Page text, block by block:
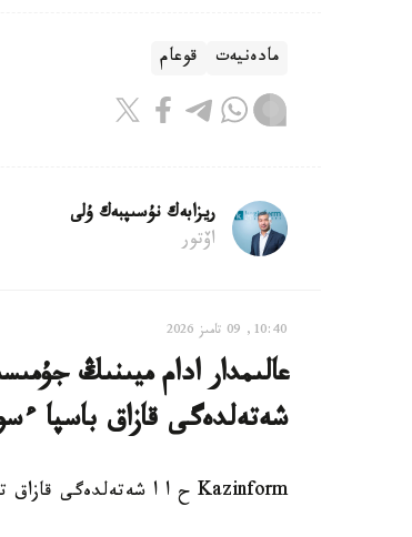
مادەنيەت قوعام
ريزابەك نۇسىپبەك ۇلى
اۆتور
10:40, 09 تامىز 2026
عالىمدار ادام ميىنىڭ
شەتەلدەگى قازاق باسپا
Kazinform ح ا ا شەتەلدەگى قازاق تىلىندە تارايتىن اقپارات كوزدەرىنە اپتالىق شولۋىن ۇسىنادى.